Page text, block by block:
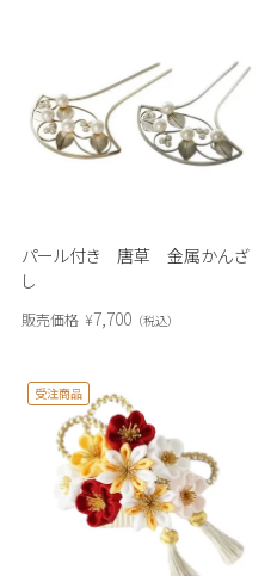
パール付き 唐草 金属かんざ
し
販売価格 ¥7,700 税込
受注商品